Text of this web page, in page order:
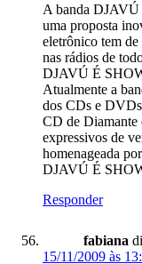
A banda
uma proposta
eletrônico tem de
nas rádios de
DJAVÚ É
Atualmente a
dos CDs e DVDs
CD de
expressivos de
homenageada
DJAVÚ É
Responder
fabiana
15/11/2009 às